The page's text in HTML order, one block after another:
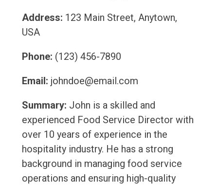
Address: 123 Main Street, Anytown,
USA
Phone: (123) 456-7890
Email: johndoe@email.com
Summary: John is a skilled and
experienced Food Service Director with
over 10 years of experience in the
hospitality industry. He has a strong
background in managing food service
operations and ensuring high-quality